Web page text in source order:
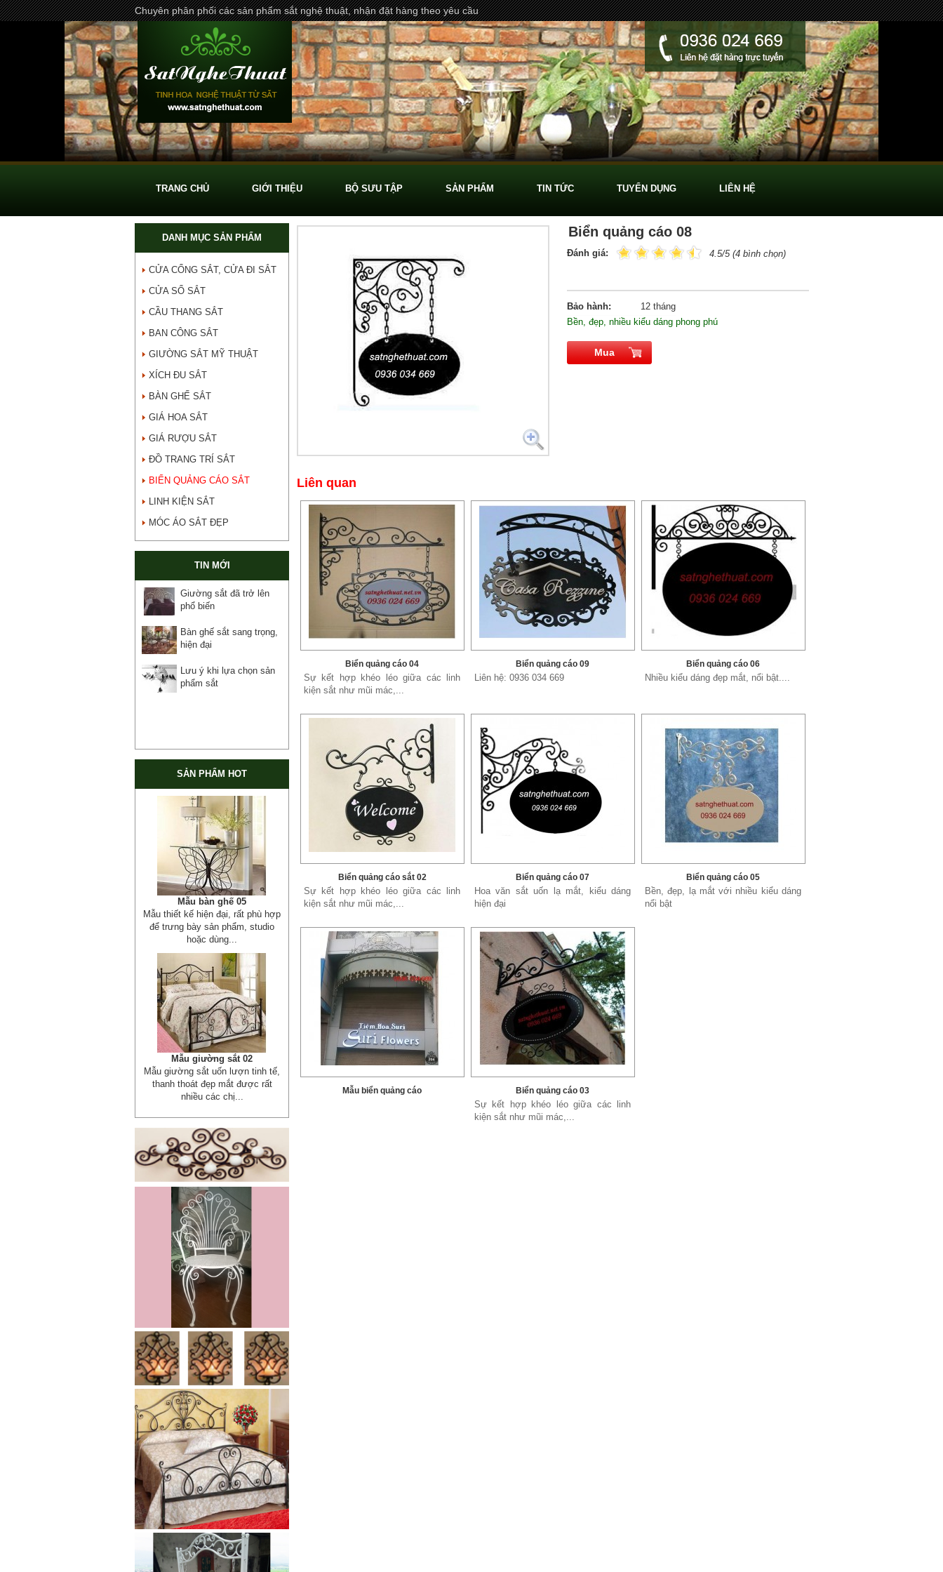
Chuyên phân phối các sản phẩm sắt nghệ thuật, nhận đặt hàng theo yêu cầu
TRANG CHỦ GIỚI THIỆU BỘ SƯU TẬP SẢN PHẨM TIN TỨC TUYỂN DỤNG LIÊN HỆ
DANH MỤC SẢN PHẨM
CỬA CỔNG SẮT, CỬA ĐI SẮT
CỬA SỔ SẮT
CẦU THANG SẮT
BAN CÔNG SẮT
GIƯỜNG SẮT MỸ THUẬT
XÍCH ĐU SẮT
BÀN GHẾ SẮT
GIÁ HOA SẮT
GIÁ RƯỢU SẮT
ĐỒ TRANG TRÍ SẮT
BIỂN QUẢNG CÁO SẮT
LINH KIỆN SẮT
MÓC ÁO SẮT ĐẸP
TIN MỚI
Giường sắt đã trở lên
phổ biến
Bàn ghế sắt sang trọng,
hiện đại
Lưu ý khi lựa chọn sản
phẩm sắt
SẢN PHẨM HOT
Mẫu ban công sắt 06
Đây là mẫu lan can ban công sắt
hộp đẹp, đơn giản, hiện đại và...
Xích đu sắt 01
Dễ dàng vận chuyển, lắp đặt Kích
Thước: (D)1300 x (W)1000 x...
Mẫu giường sắt đẹp _ 51
Giường sắt đẹp phong cách hiện
đại phù hợp nhiều lứa tuổi
Giường sắt đủ mọi...
Lá thép đúc - phụ kiện sắt mỹ
thuật
- Lá hoa thép đúc trang trí cửa
cổng sắt, - Lá hoa...
Cửa cổng sắt mỹ thuật 19
Cửa cống sắt đẹp cho mọi không
gian nhà riêng, biệt thự, nhà sân...
Biển quảng cáo 08
Đánh giá: 4.5/5 (4 bình chọn)
Bảo hành:
12 tháng
Bền, đẹp, nhiều kiểu dáng phong phú
Mua
Liên quan
Biển quảng cáo 04
Sự kết hợp khéo léo giữa các linh
kiện sắt như mũi mác,...
Biển quảng cáo 09
Liên hệ: 0936 034 669
Biển quảng cáo 06
Nhiều kiểu dáng đẹp mắt, nổi bật....
Biển quảng cáo sắt 02
Sự kết hợp khéo léo giữa các linh
kiện sắt như mũi mác,...
Biển quảng cáo 07
Hoa văn sắt uốn lạ mắt, kiểu dáng
hiện đại
Biển quảng cáo 05
Bền, đẹp, lạ mắt với nhiều kiểu dáng
nổi bật
Mẫu biển quảng cáo Biển quảng cáo 03
Sự kết hợp khéo léo giữa các linh
kiện sắt như mũi mác,...